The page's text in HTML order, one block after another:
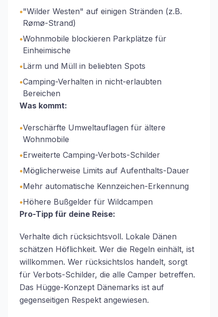
•"Wilder Westen" auf einigen Stränden (z.B.
Rømø-Strand)
•Wohnmobile blockieren Parkplätze für
Einheimische
•Lärm und Müll in beliebten Spots
•Camping-Verhalten in nicht-erlaubten
Bereichen
Was kommt:
•Verschärfte Umweltauflagen für ältere
Wohnmobile
•Erweiterte Camping-Verbots-Schilder
•Möglicherweise Limits auf Aufenthalts-Dauer
•Mehr automatische Kennzeichen-Erkennung
•Höhere Bußgelder für Wildcampen
Pro-Tipp für deine Reise:
Verhalte dich rücksichtsvoll. Lokale Dänen
schätzen Höflichkeit. Wer die Regeln einhält, ist
willkommen. Wer rücksichtslos handelt, sorgt
für Verbots-Schilder, die alle Camper betreffen.
Das Hügge-Konzept Dänemarks ist auf
gegenseitigen Respekt angewiesen.